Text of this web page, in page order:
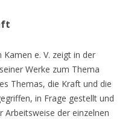
e. V. zeigt in der
Werke zum Thema
Themas, die Kraft und die
in Frage gestellt und
Arbeitsweise der einzelnen